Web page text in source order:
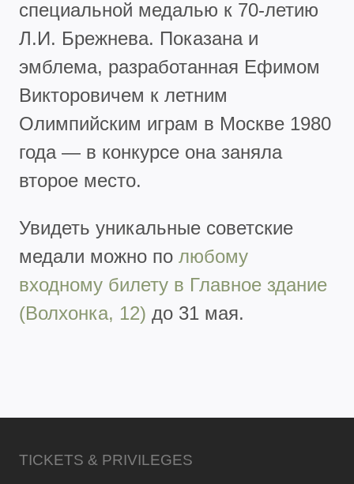
специальной медалью к 70-летию
Л.И. Брежнева. Показана и
эмблема, разработанная Ефимом
Викторовичем к летним
Олимпийским играм в Москве 1980
года — в конкурсе она заняла
второе место.
Увидеть уникальные советские
медали можно по любому
входному билету в Главное здание
(Волхонка, 12) до 31 мая.
TICKETS & PRIVILEGES